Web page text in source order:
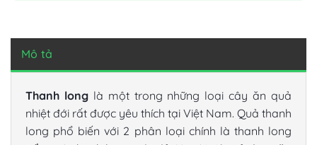
Mô tả
Thanh longlà một trong những loại cây ăn quả
nhiệt đới rất được yêu thích tại Việt Nam. Quả thanh
long phổ biến với 2 phân loại chính là thanh long